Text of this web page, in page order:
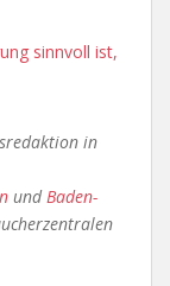
sinnvoll ist,
in
undBaden-